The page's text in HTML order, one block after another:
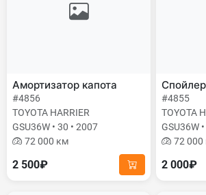
Амортизатор капота
#4856
TOYOTA HARRIER
GSU36W • 30 • 2007
72 000 км
2 500₽
Спойлер
#4855
TOYOTA
GSU36W
72 000
2 000₽